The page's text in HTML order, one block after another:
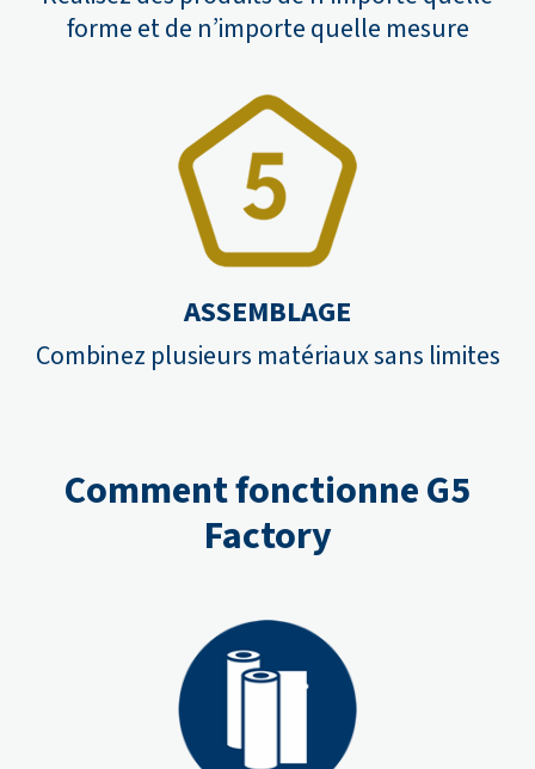
forme et de n’importe quelle mesure
ASSEMBLAGE
Combinez plusieurs matériaux sans limites
Comment fonctionne G5
Factory